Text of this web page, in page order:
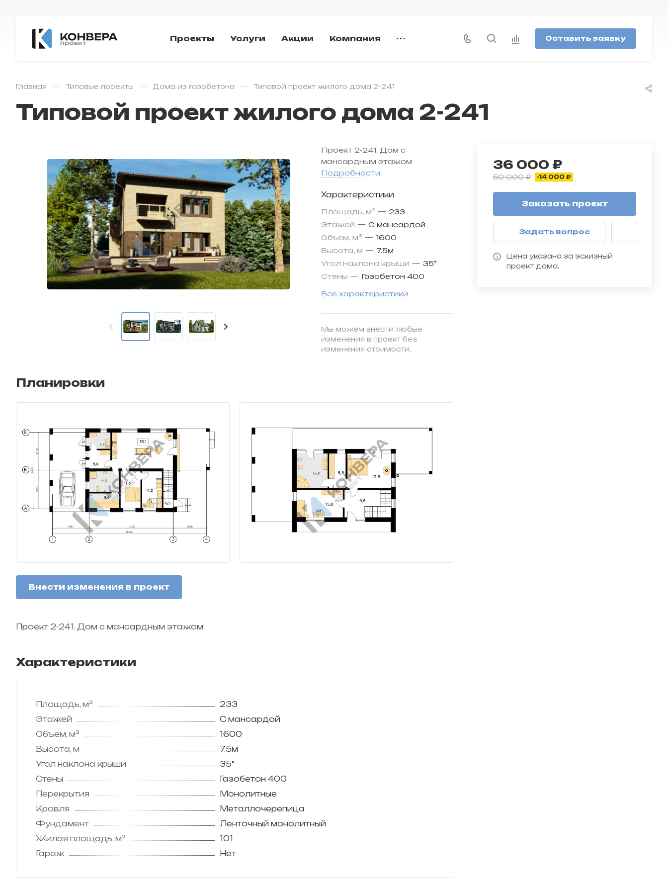
Проекты Услуги Акции Компания Оставить заявку
Главная — Типовые проекты — Дома из газобетона — Типовой проект жилого дома 2-241
Типовой проект жилого дома 2-241
36 000 ₽
50 000 ₽ -14 000 ₽
Заказать проект
Задать вопрос
Цена указана за эскизный
проект дома.
Проект 2-241. Дом с
мансардным этажом
Подробности
Характеристики
Площадь, м² — 233
Этажей — С мансардой
Объем, м³ — 1600
Высота, м — 7.5м
Угол наклона крыши — 35°
Стены — Газобетон 400
Все характеристики
Мы можем внести любые
изменения в проект без
изменения стоимости.
Планировки
Внести изменения в проект
Проект 2-241. Дом с мансардным этажом
Характеристики
Площадь, м²
233
Этажей
С мансардой
Объем, м³
1600
Высота, м
7.5м
Угол наклона крыши
35°
Стены
Газобетон 400
Перекрытия
Монолитные
Кровля
Металлочерепица
Фундамент
Ленточный монолитный
Жилая площадь, м²
101
Гараж
Нет